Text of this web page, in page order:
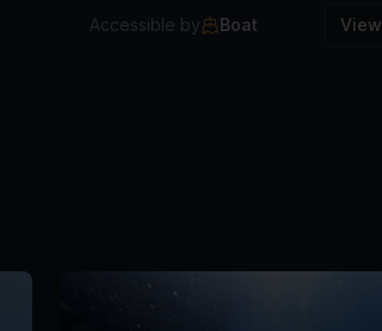
Accessible by Boat View